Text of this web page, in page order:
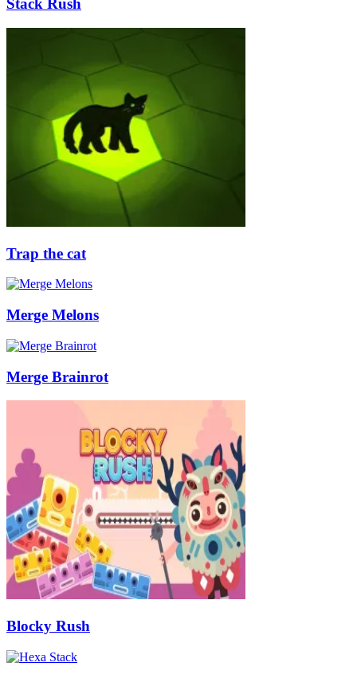
Stack Rush
Trap the cat
Merge Melons
Merge Brainrot
Blocky Rush